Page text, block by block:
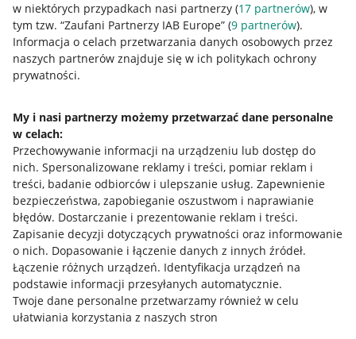
w niektórych przypadkach nasi partnerzy (17 partnerów), w
tym tzw. “Zaufani Partnerzy IAB Europe” (9 partnerów).
Informacja o celach przetwarzania danych osobowych przez
naszych partnerów znajduje się w ich politykach ochrony
prywatności.
My i nasi partnerzy możemy przetwarzać dane personalne
w celach:
Przechowywanie informacji na urządzeniu lub dostęp do
nich. Spersonalizowane reklamy i treści, pomiar reklam i
treści, badanie odbiorców i ulepszanie usług. Zapewnienie
bezpieczeństwa, zapobieganie oszustwom i naprawianie
błędów. Dostarczanie i prezentowanie reklam i treści.
Zapisanie decyzji dotyczących prywatności oraz informowanie
o nich. Dopasowanie i łączenie danych z innych źródeł.
Łączenie różnych urządzeń. Identyfikacja urządzeń na
podstawie informacji przesyłanych automatycznie.
Twoje dane personalne przetwarzamy również w celu
ułatwiania korzystania z naszych stron
Przydatne informacje
Jak to działa
Allegro Gadane dla sprzedających
Allegro Gadane dla kupujących
Mapa miejscowości
Informacje prawne
Regulamin
Polityka plików "cookies"
Ustawienia plików "cookies"